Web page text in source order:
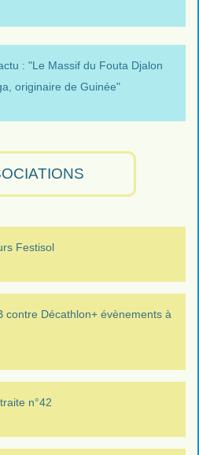
: "Le Massif du Fouta Djalon
originaire de Guinée"
Festisol
contre Décathlon+ évènements à
n°42